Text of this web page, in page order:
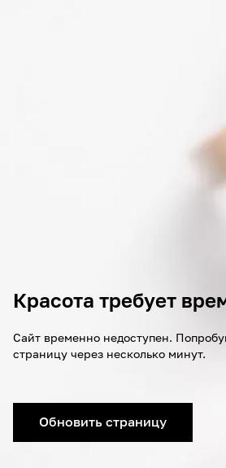
Красота требует
Сайт временно недоступен.
страницу через несколько минут.
Обновить страницу